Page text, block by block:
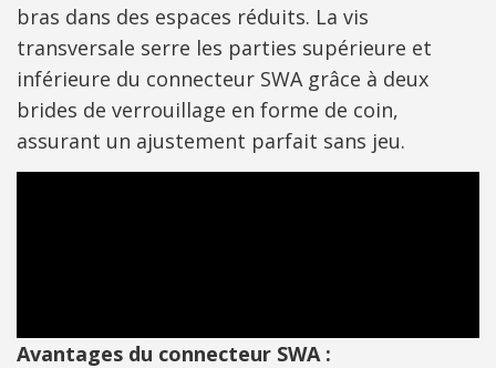
bras dans des espaces réduits. La vis
transversale serre les parties supérieure et
inférieure du connecteur SWA grâce à deux
brides de verrouillage en forme de coin,
assurant un ajustement parfait sans jeu.
Avantages du connecteur SWA :